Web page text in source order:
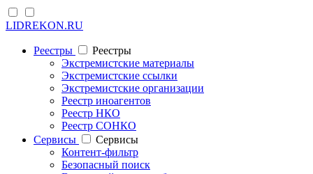
LIDREKON.RU
Реестры
Реестры
Экстремистские материалы
Экстремистские ссылки
Экстремистские организации
Реестр иноагентов
Реестр НКО
Реестр СОНКО
Cервисы
Cервисы
Контент-фильтр
Безопасный поиск